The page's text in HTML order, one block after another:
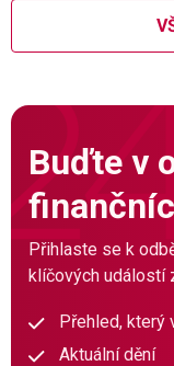
Buďte v
Přihlaste se k
klíčových událostí
Přehled, který
Aktuální dění